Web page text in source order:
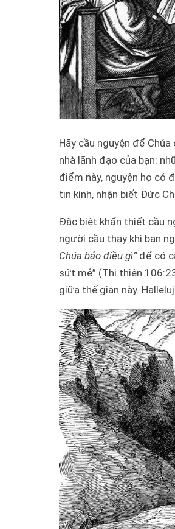
Hãy cầu nguyện để
nhà lãnh đạo của bạn:
điểm này, nguyện họ có
tin kính, nhận biết Đức
Đặc biệt khẩn thiết cầu
người cầu thay khi bạn
Chúa bảo điều gì”để có
sứt mẻ” (Thi thiên
giữa thế gian này.